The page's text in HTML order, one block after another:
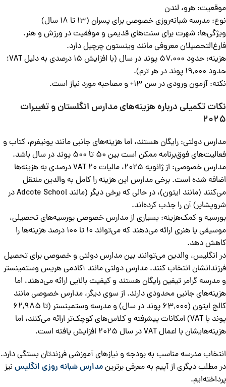
موقعیت: هرو، لندن
نوع: مدرسه شبانه‌روزی خصوصی برای پسران (13 تا 18 سال)
ویژگی‌ها: شهرت برای سنت‌های قدیمی و موفقیت در ورزش و هنر.
فارغ‌التحصیلان معروفی مانند وینستون چرچیل دارد.
هزینه: حدود 57,000 پوند در سال (با افزایش 15 درصدی به دلیل VAT؛
حدود 19,000 پوند در هر ترم).
نکته: آزمون ورودی در سن 13+ و مصاحبه مورد نیاز است.
نکات تکمیلی درباره هزینه‌های مدارس انگلستان و تغییرات
2025
مدارس دولتی: رایگان هستند، اما هزینه‌های جانبی مانند یونیفرم، کتاب و
فعالیت‌های فوق‌برنامه ممکن است بین 50 تا 500 پوند در سال باشد.
مدارس خصوصی: از ژانویه 2025، مالیات VAT 20 درصدی به هزینه‌ها
اضافه شده است. برخی مدارس این هزینه را کامل به والدین منتقل
می‌کنند (مانند ایتون)، در حالی که برخی دیگر (مانند Adcote School در
شروپشایر) آن را جذب کرده‌اند.
بورسیه و کمک‌هزینه: بسیاری از مدارس خصوصی بورسیه‌های تحصیلی،
موسیقی یا هنری ارائه می‌دهند که می‌تواند 10 تا 100 درصد هزینه‌ها را
کاهش دهد.
در انگلیس، والدین می‌توانند بین مدارس دولتی و خصوصی برای تحصیل
فرزندانشان انتخاب کنند. مدارس دولتی مانند آکادمی هریس وستمینستر
و مدرسه گرامر تیفین رایگان هستند و کیفیت بالایی ارائه می‌دهند، اما
هزینه‌های جانبی محدودی دارند. از سوی دیگر، مدارس خصوصی مانند
کالج ایتون (63,000 پوند در سال) و مدرسه وستمینستر (تا 62,985
پوند با VAT) امکانات پیشرفته و کلاس‌های کوچک‌تر ارائه می‌کنند، اما
هزینه‌هایشان با اعمال VAT در سال 2025 افزایش یافته است.
انتخاب مدرسه مناسب به بودجه و نیازهای آموزشی فرزندتان بستگی دارد.
در مطلب دیگری از آپیم به معرفی برترینمدارس شبانه روزی انگلیس نیز
پرداخته‌ایم.